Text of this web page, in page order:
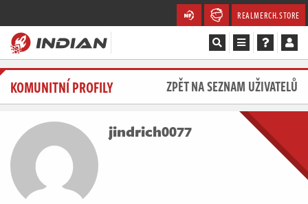
REALMERCH.STORE
Magazín
Videa
Soutěže
KOMUNITNÍ PROFILY ZPĚT NA SEZNAM UŽIVATELŮ
jindrich0077